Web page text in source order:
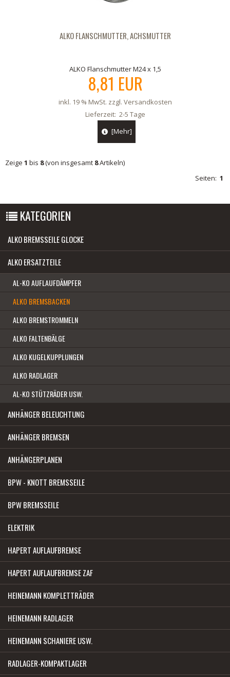
ALKO FLANSCHMUTTER, ACHSMUTTER
ALKO Flanschmutter M24 x 1,5
8,81 EUR
inkl. 19 % MwSt. zzgl. Versandkosten
Lieferzeit: 2-5 Tage
[Mehr]
Zeige 1 bis 8(von insgesamt 8Artikeln)
Seiten: 1
KATEGORIEN
ALKO BREMSSEILE GLOCKE
ALKO ERSATZTEILE
AL-KO AUFLAUFDÄMPFER
ALKO BREMSBACKEN
ALKO BREMSTROMMELN
ALKO FALTENBÄLGE
ALKO KUGELKUPPLUNGEN
ALKO RADLAGER
AL-KO STÜTZRÄDER USW.
ANHÄNGER BELEUCHTUNG
ANHÄNGER BREMSEN
ANHÄNGERPLANEN
BPW - KNOTT BREMSSEILE
BPW BREMSSEILE
ELEKTRIK
HAPERT AUFLAUFBREMSE
HAPERT AUFLAUFBREMSE ZAF
HEINEMANN KOMPLETTRÄDER
HEINEMANN RADLAGER
HEINEMANN SCHANIERE USW.
RADLAGER-KOMPAKTLAGER